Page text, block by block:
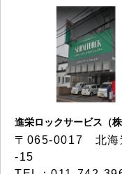
進栄ロックサービス（株
〒065-0017 北海
-15